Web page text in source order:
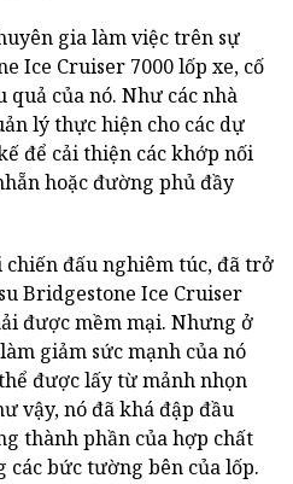
gia làm việc trên sự
Ice Cruiser 7000 lốp xe, cố
của nó. Như các nhà
lý thực hiện cho các dự
để cải thiện các khớp nối
hoặc đường phủ đầy
chiến đấu nghiêm túc, đã trở
Bridgestone Ice Cruiser
được mềm mại. Nhưng ở
giảm sức mạnh của nó
được lấy từ mảnh nhọn
vậy, nó đã khá đập đầu
thành phần của hợp chất
các bức tường bên của lốp.